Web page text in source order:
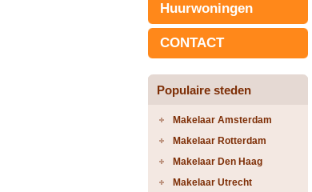
Huurwoningen
CONTACT
Populaire steden
Makelaar Amsterdam
Makelaar Rotterdam
Makelaar Den Haag
Makelaar Utrecht